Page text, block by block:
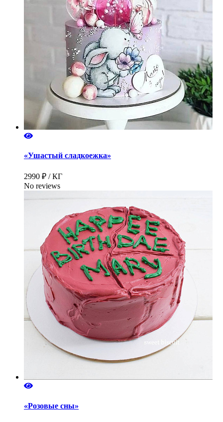
«Ушастый сладкоежка»
2990 ₽ / КГ
No reviews
«Розовые сны»